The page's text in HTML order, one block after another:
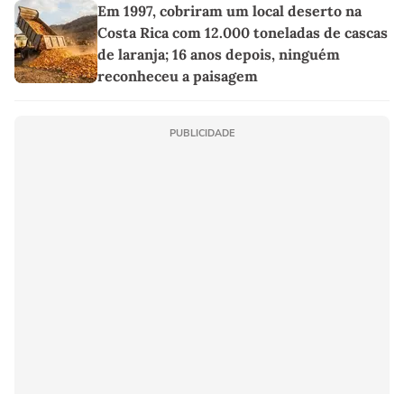
Em 1997, cobriram um local deserto na
Costa Rica com 12.000 toneladas de cascas
de laranja; 16 anos depois, ninguém
reconheceu a paisagem
PUBLICIDADE